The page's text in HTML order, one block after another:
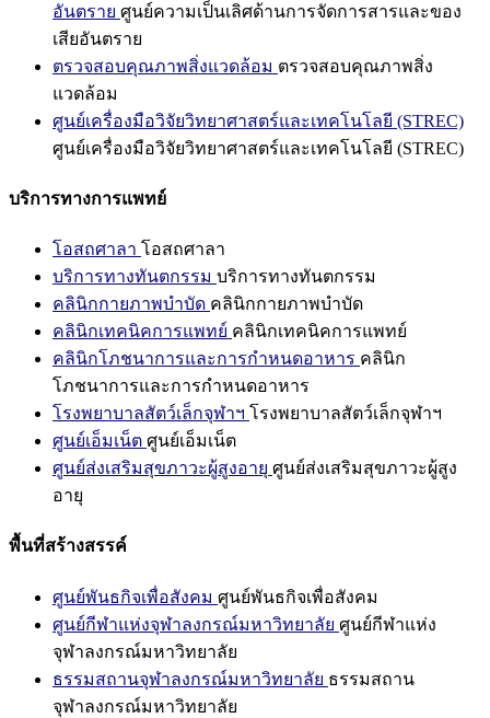
อันตราย ศูนย์ความเป็นเลิศด้านการจัดการสารและของ
เสียอันตราย
ตรวจสอบคุณภาพสิ่งแวดล้อม ตรวจสอบคุณภาพสิ่ง
แวดล้อม
ศูนย์เครื่องมือวิจัยวิทยาศาสตร์และเทคโนโลยี (STREC)
ศูนย์เครื่องมือวิจัยวิทยาศาสตร์และเทคโนโลยี (STREC)
บริการทางการแพทย์
โอสถศาลา โอสถศาลา
บริการทางทันตกรรม บริการทางทันตกรรม
คลินิกกายภาพบำบัด คลินิกกายภาพบำบัด
คลินิกเทคนิคการแพทย์ คลินิกเทคนิคการแพทย์
คลินิกโภชนาการและการกำหนดอาหาร คลินิก
โภชนาการและการกำหนดอาหาร
โรงพยาบาลสัตว์เล็กจุฬาฯ โรงพยาบาลสัตว์เล็กจุฬาฯ
ศูนย์เอ็มเน็ต ศูนย์เอ็มเน็ต
ศูนย์ส่งเสริมสุขภาวะผู้สูงอายุ ศูนย์ส่งเสริมสุขภาวะผู้สูง
อายุ
พื้นที่สร้างสรรค์
ศูนย์พันธกิจเพื่อสังคม ศูนย์พันธกิจเพื่อสังคม
ศูนย์กีฬาแห่งจุฬาลงกรณ์มหาวิทยาลัย ศูนย์กีฬาแห่ง
จุฬาลงกรณ์มหาวิทยาลัย
ธรรมสถานจุฬาลงกรณ์มหาวิทยาลัย ธรรมสถาน
จุฬาลงกรณ์มหาวิทยาลัย